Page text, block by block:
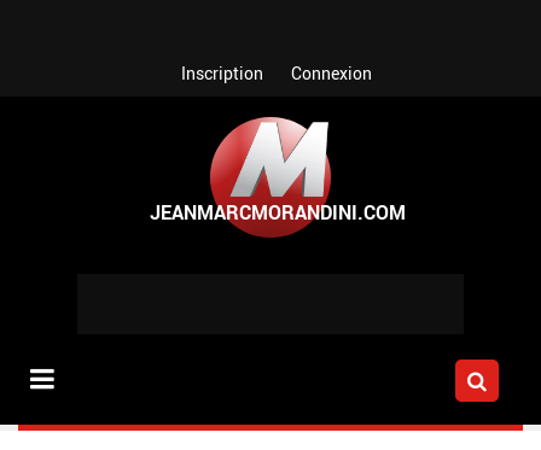
Inscription Connexion